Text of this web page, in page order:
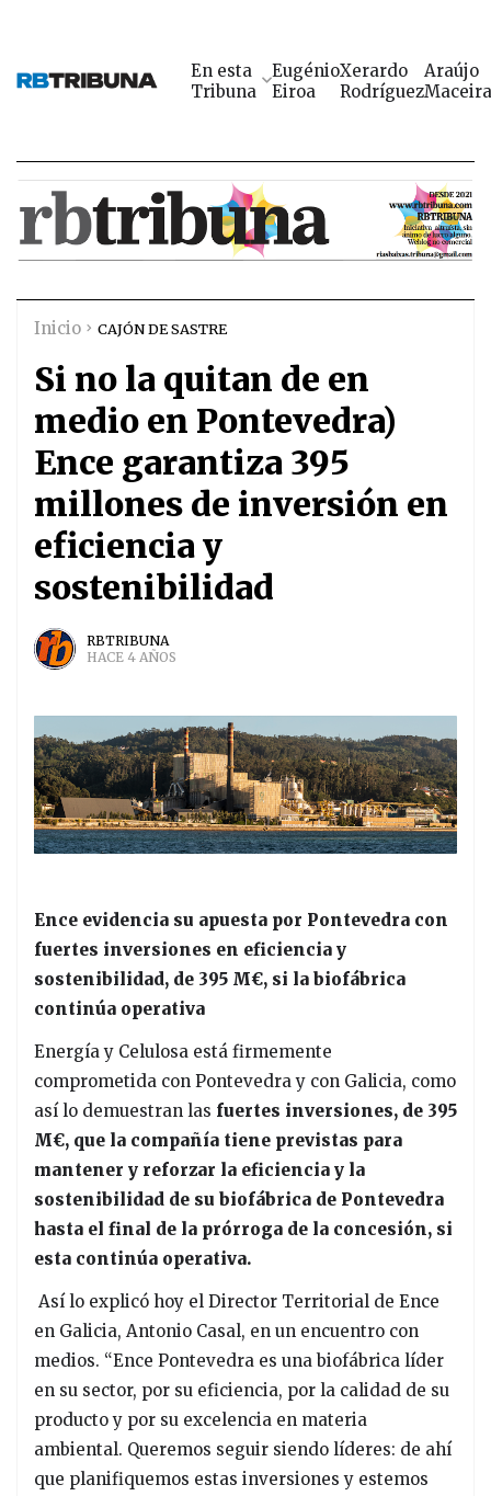
En esta
Tribuna
Eugénio
Eiroa
Xerardo
Rodríguez
Araújo
Maceira
Inicio CAJÓN DE SASTRE
Si no la quitan de en
medio en Pontevedra)
Ence garantiza 395
millones de inversión en
eficiencia y
sostenibilidad
RBTRIBUNA
HACE 4 AÑOS
Ence evidencia su apuesta por Pontevedra con
fuertes inversiones en eficiencia y
sostenibilidad, de 395 M€, si la biofábrica
continúa operativa
Energía y Celulosa está firmemente
comprometida con Pontevedra y con Galicia, como
así lo demuestran las fuertes inversiones, de 395
M€, que la compañía tiene previstas para
mantener y reforzar la eficiencia y la
sostenibilidad de su biofábrica de Pontevedra
hasta el final de la prórroga de la concesión, si
esta continúa operativa.
Así lo explicó hoy el Director Territorial de Ence
en Galicia, Antonio Casal, en un encuentro con
medios. “Ence Pontevedra es una biofábrica líder
en su sector, por su eficiencia, por la calidad de su
producto y por su excelencia en materia
ambiental. Queremos seguir siendo líderes: de ahí
que planifiquemos estas inversiones y estemos